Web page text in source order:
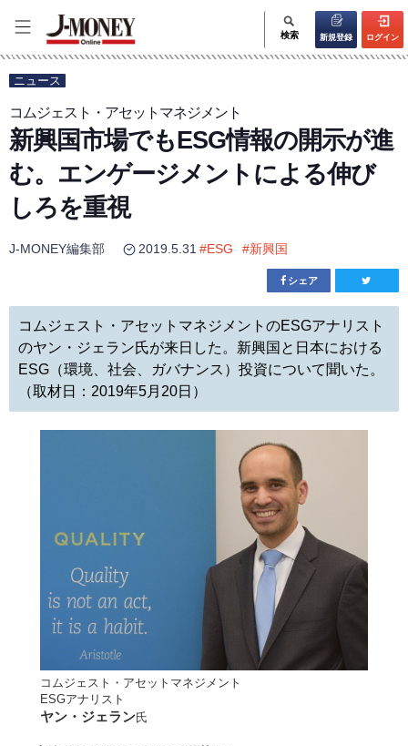
検索 新規登録 ログイン
ニュース
コムジェスト・アセットマネジメント
新興国市場でもESG情報の開示が進
む。エンゲージメントによる伸び
しろを重視
J-MONEY編集部 2019.5.31 #ESG #新興国
シェア
コムジェスト・アセットマネジメントのESGアナリスト
のヤン・ジェラン氏が来日した。新興国と日本における
ESG（環境、社会、ガバナンス）投資について聞いた。
（取材日：2019年5月20日）
コムジェスト・アセットマネジメント
ESGアナリスト
ヤン・ジェラン氏